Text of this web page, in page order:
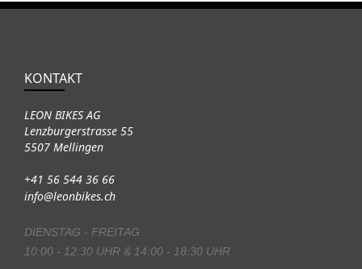
KONTAKT
LEON BIKES AG
Lenzburgerstrasse 55
5507 Mellingen
+41 56 544 36 66
info@leonbikes.ch
DIENSTAG - FREITAG
10:00 - 12:30 UHR & 14:00 - 18:30 UHR